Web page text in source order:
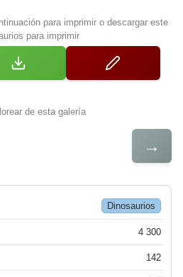
para imprimir o descargar este
para imprimir
de esta galería
→
Dinosaurios
4 300
142